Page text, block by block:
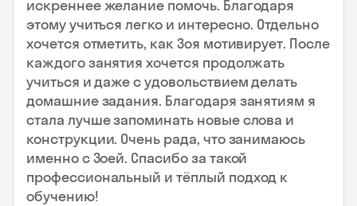
искреннее желание помочь. Благодаря
этому учиться легко и интересно. Отдельно
хочется отметить, как Зоя мотивирует. После
каждого занятия хочется продолжать
учиться и даже с удовольствием делать
домашние задания. Благодаря занятиям я
стала лучше запоминать новые слова и
конструкции. Очень рада, что занимаюсь
именно с Зоей. Спасибо за такой
профессиональный и тёплый подход к
обучению!